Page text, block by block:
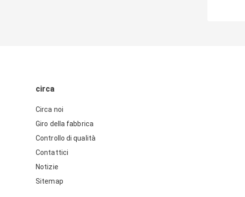
circa
Circa noi
Giro della fabbrica
Controllo di qualità
Contattici
Notizie
Sitemap